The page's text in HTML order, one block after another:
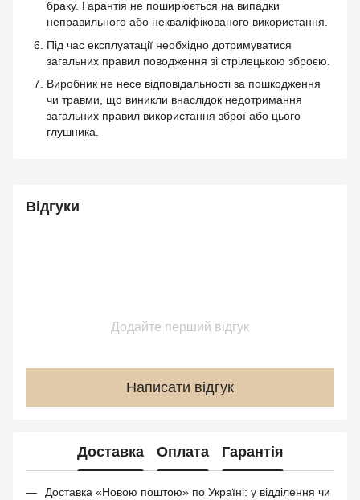
браку. Гарантія не поширюється на випадки
неправильного або некваліфікованого використання.
Під час експлуатації необхідно дотримуватися
загальних правил поводження зі стрілецькою зброєю.
Виробник не несе відповідальності за пошкодження
чи травми, що виникли внаслідок недотримання
загальних правил використання зброї або цього
глушника.
Відгуки
Додайте перший відгук
Написати відгук
Доставка Оплата Гарантія
Доставка «Новою поштою» по Україні: у відділення чи